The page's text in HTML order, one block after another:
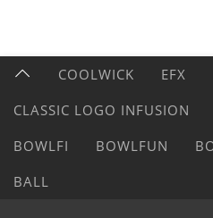
COOLWICK EFX
CLASSIC LOGO INFUSION
BOWLFI
BOWLFUN
BALL